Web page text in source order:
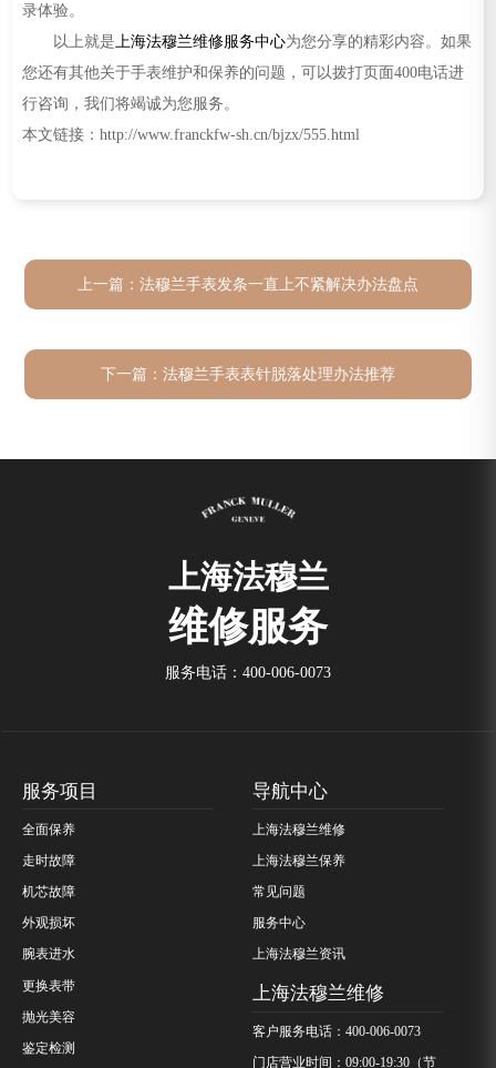
录体验。
以上就是上海法穆兰维修服务中心为您分享的精彩内容。如果
您还有其他关于手表维护和保养的问题，可以拨打页面400电话进
行咨询，我们将竭诚为您服务。
本文链接：http://www.franckfw-sh.cn/bjzx/555.html
上一篇： 法穆兰手表发条一直上不紧解决办法盘点
下一篇： 法穆兰手表表针脱落处理办法推荐
上海法穆兰
维修服务
服务电话： 400-006-0073
服务项目
全面保养
走时故障
机芯故障
外观损坏
腕表进水
更换表带
抛光美容
鉴定检测
导航中心
上海法穆兰维修
上海法穆兰保养
常见问题
服务中心
上海法穆兰资讯
上海法穆兰维修
客户服务电话：400-006-0073
门店营业时间：09:00-19:30（节